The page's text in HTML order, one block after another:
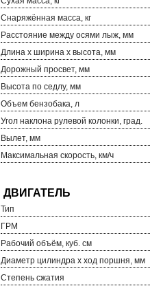
Снаряжённая масса, кг
Расстояние между осями лыж, мм
Длина х ширина х высота, мм
Дорожный просвет, мм
Высота по седлу, мм
Объем бензобака, л
Угол наклона рулевой колонки, град.
Вылет, мм
Максимальная скорость, км/ч
Тип
ГРМ
Рабочий объём, куб. см
Диаметр цилиндра х ход поршня, мм
Степень сжатия